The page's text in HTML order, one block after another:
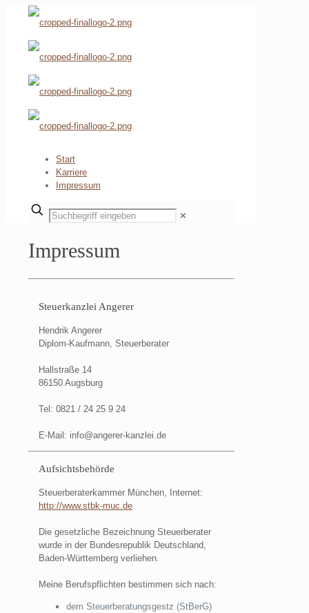
Start
Karriere
Impressum
✕
Impressum
Steuerkanzlei Angerer
Hendrik Angerer
Diplom-Kaufmann, Steuerberater
Hallstraße 14
86150 Augsburg
Tel: 0821 / 24 25 9 24
E-Mail: info@angerer-kanzlei.de
Aufsichtsbehörde
Steuerberaterkammer München, Internet:
http://www.stbk-muc.de
Die gesetzliche Bezeichnung Steuerberater
wurde in der Bundesrepublik Deutschland,
Baden-Württemberg verliehen.
Meine Berufspflichten bestimmen sich nach:
dem Steuerberatungsgestz (StBerG)